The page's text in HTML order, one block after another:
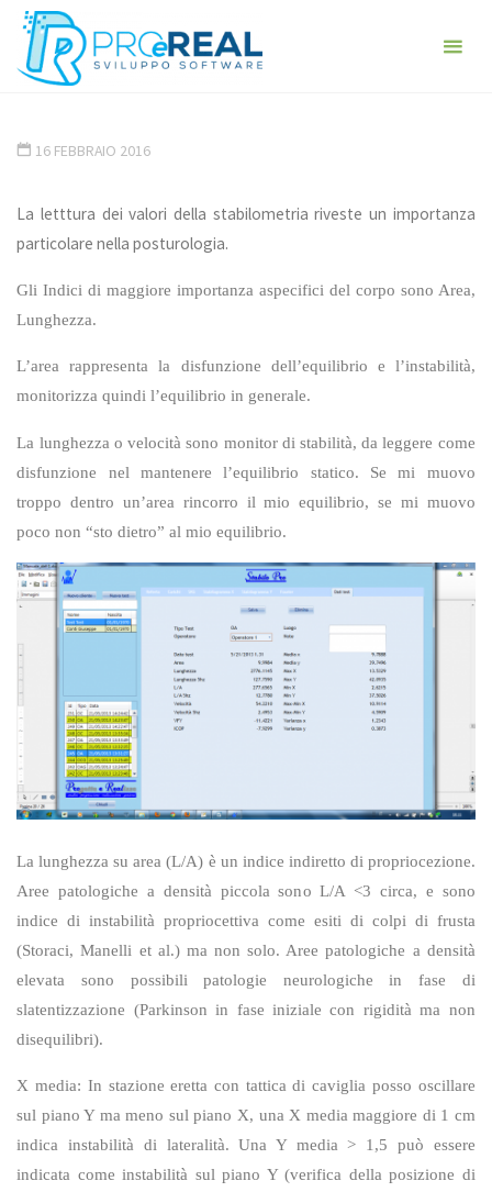
Skip
content
GESTIONE
Lettura dei principali valori della
stabilometria
16 FEBBRAIO 2016
La letttura dei valori della stabilometria riveste un importanza
particolare nella posturologia.
Gli Indici di maggiore importanza aspecifici del corpo sono Area,
Lunghezza.
L’area rappresenta la disfunzione dell’equilibrio e l’instabilità,
monitorizza quindi l’equilibrio in generale.
La lunghezza o velocità sono monitor di stabilità, da leggere come
disfunzione nel mantenere l’equilibrio statico. Se mi muovo
troppo dentro un’area rincorro il mio equilibrio, se mi muovo
poco non “sto dietro” al mio equilibrio.
La lunghezza su area (L/A) è un indice indiretto di propriocezione.
Aree patologiche a densità piccola sono L/A <3 circa, e sono
indice di instabilità propriocettiva come esiti di colpi di frusta
(Storaci, Manelli et al.) ma non solo. Aree patologiche a densità
elevata sono possibili patologie neurologiche in fase di
slatentizzazione (Parkinson in fase iniziale con rigidità ma non
disequilibri).
X media: In stazione eretta con tattica di caviglia posso oscillare
sul piano Y ma meno sul piano X, una X media maggiore di 1 cm
indica instabilità di lateralità. Una Y media > 1,5 può essere
indicata come instabilità sul piano Y (verifica della posizione di